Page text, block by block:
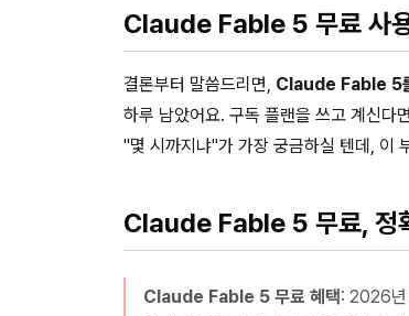
Claude Fable 5 무료 사
결론부터 말씀드리면, Claude Fable 5
하루 남았어요. 구독 플랜을 쓰고 계신다
"몇 시까지냐"가 가장 궁금하실 텐데, 이
Claude Fable 5 무료, 정
Claude Fable 5 무료 혜택: 2026년